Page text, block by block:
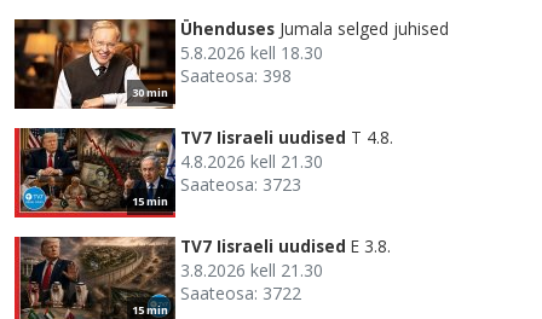
30 min
Ühenduses Jumala selged juhised
5.8.2026 kell 18.30
Saateosa: 398
15 min
TV7 Iisraeli uudised T 4.8.
4.8.2026 kell 21.30
Saateosa: 3723
15 min
TV7 Iisraeli uudised E 3.8.
3.8.2026 kell 21.30
Saateosa: 3722